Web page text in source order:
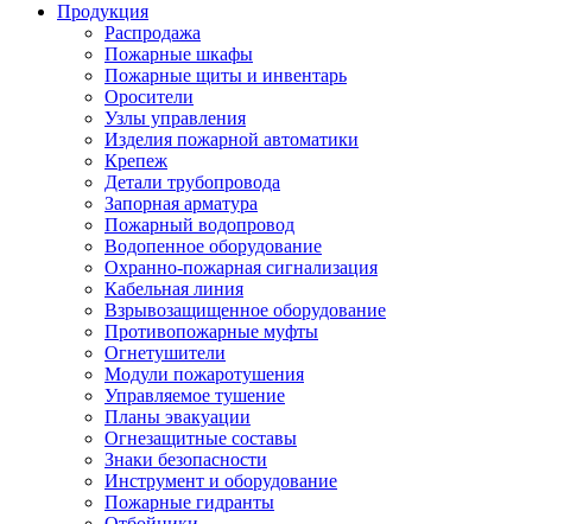
Продукция
Распродажа
Пожарные шкафы
Пожарные щиты и инвентарь
Оросители
Узлы управления
Изделия пожарной автоматики
Крепеж
Детали трубопровода
Запорная арматура
Пожарный водопровод
Водопенное оборудование
Охранно-пожарная сигнализация
Кабельная линия
Взрывозащищенное оборудование
Противопожарные муфты
Огнетушители
Модули пожаротушения
Управляемое тушение
Планы эвакуации
Огнезащитные составы
Знаки безопасности
Инструмент и оборудование
Пожарные гидранты